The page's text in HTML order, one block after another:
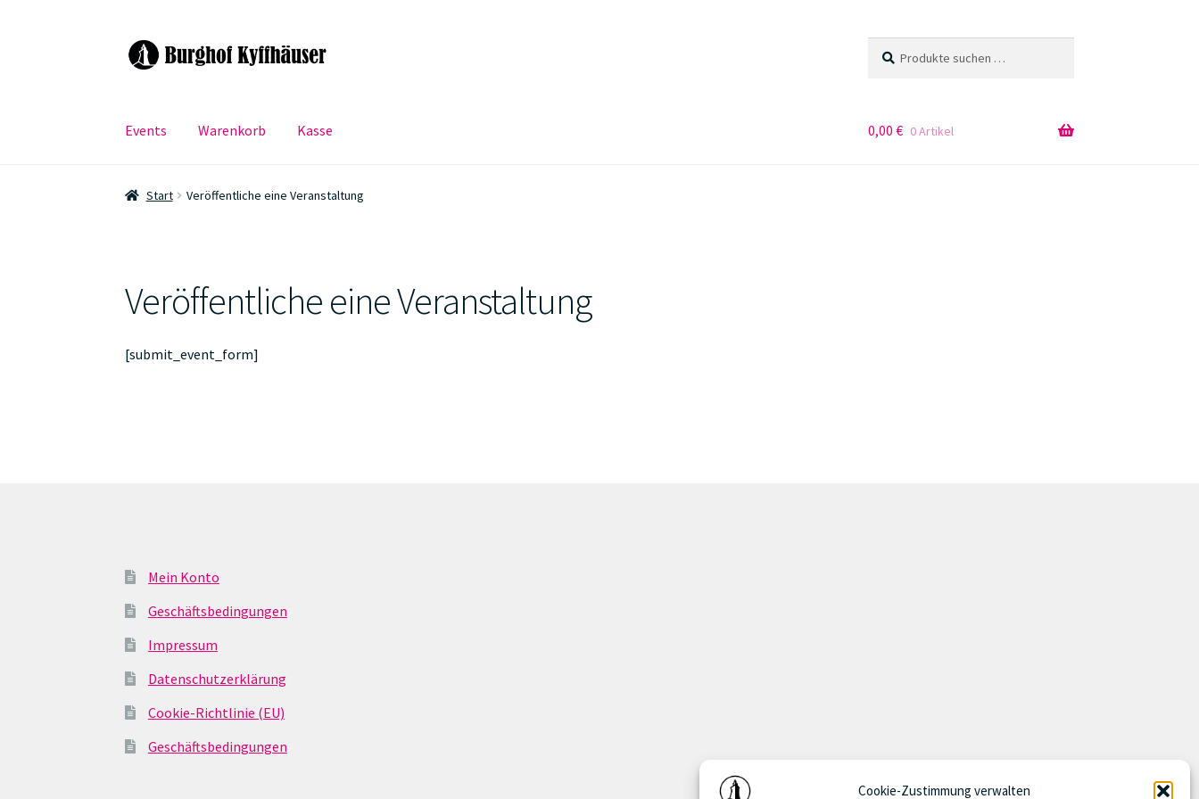
Cookie-Zustimmung verwalten
Zur
Navigation
Zum
Inhalt
nach:
Events Warenkorb Kasse 0,00 € 0 Artikel
Start Veröffentliche eine Veranstaltung
Veröffentliche eine Veranstaltung
[submit_event_form]
Mein Konto
Geschäftsbedingungen
Impressum
Datenschutzerklärung
Cookie-Richtlinie (EU)
Geschäftsbedingungen